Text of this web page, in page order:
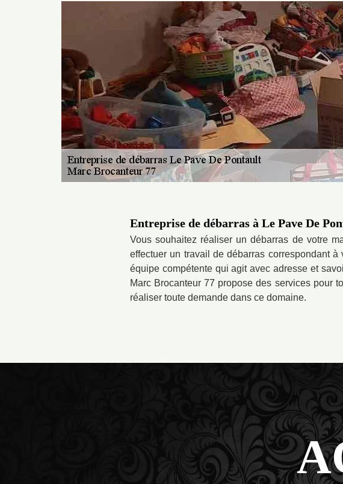
Entreprise de débarras à Le Pave De
Vous souhaitez réaliser un débarras de votre
effectuer un travail de débarras correspondant
équipe compétente qui agit avec adresse et
Marc Brocanteur 77 propose des services pour
réaliser toute demande dans ce domaine.